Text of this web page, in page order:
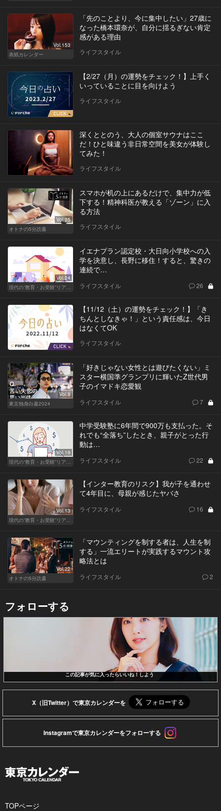
Vol.153
表紙カレンダー
「先のことより、今に集中したい」27歳に
なった橋本環奈が、自分に揺るぎない肯定
感がある理由
ライフスタイル
【2/27（月）の運勢をチェック！】上手く
いっていることに目を向けよう
ライフスタイル
深くととのう、大人の個室サウナはここ
だ！ひと味違う非日常空間を美女が体験し
てみた！
ライフスタイル
Vol.25
オトナの5分読書
スマホが机の上にあるだけで、集中力が低
下する！精神科医が教える「ゾーン」に入
る方法
ライフスタイル
Vol.24
イエナプラン認定校・大日向小学校への入
学を決意し、長野に移住！すると、驚きの
連続で…
ライフスタイル 26
【11/12（土）の運勢をチェック！】「き
ちんとしなきゃ！」という責任感は、今日
はなくてOK
ライフスタイル
Vol.9
東京独身白書2024
「好きじゃない女性とは遊びたくない」ミ
スター横国準グランプリに輝いたZ世代男
子のイマドキ恋愛観
ライフスタイル 7
Vol.19
中学受験塾に6年間で900万も支払った。そ
れでも“全落ち”したとき、親子がとった行
動は…
ライフスタイル 22
Vol.13
【インター教育のリスク】我が子を通わせ
て4年目に、母親が感じたヤバさ
ライフスタイル 16
Vol.22
オトナの5分読書
「マウンティングを制する者は、人生を制
する」一流エリートが実践するマウント攻
略法とは
ライフスタイル 2
フォローする
この記事が気に入ったらいいね！しよう
X（旧Twitter）で東京カレンダーを
Instagramで東京カレンダーをフォローする
TOPページ